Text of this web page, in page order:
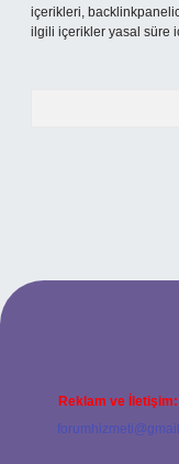
içerikleri,
ilgili içerikler yasal süre
Reklam ve İletişim: